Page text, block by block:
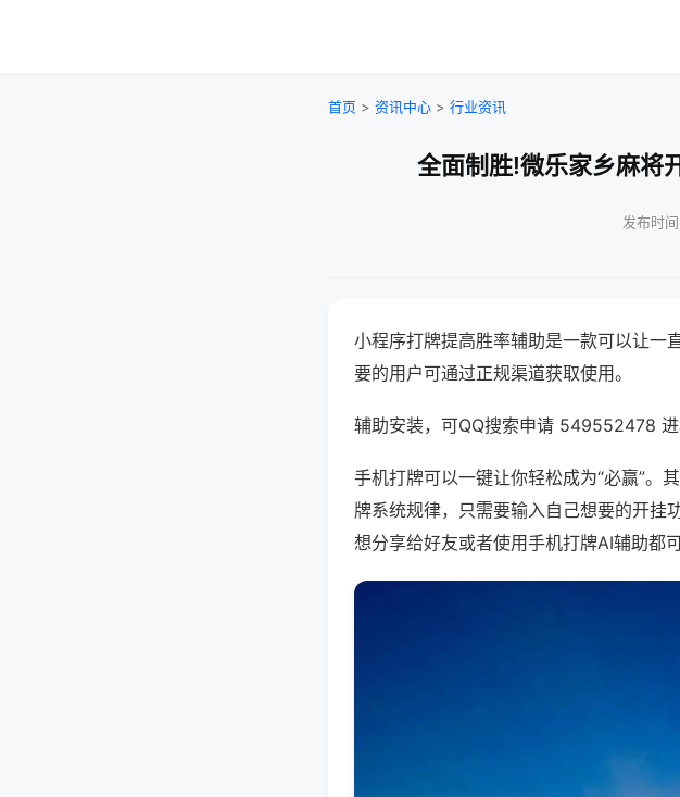
首页 > 资讯中心 > 行业资讯
全面制胜!微乐家乡麻将
发布时
小程序打牌提高胜率辅助是一款可以让一
要的用户可通过正规渠道获取使用。
辅助安装，可QQ搜索申请 549552478
手机打牌可以一键让你轻松成为“必赢”。
牌系统规律，只需要输入自己想要的开挂
想分享给好友或者使用手机打牌AI辅助都